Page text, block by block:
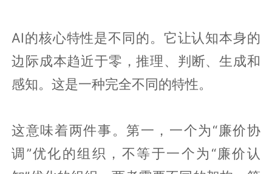
AI的核心特性是不同的。它让认知本身的
边际成本趋近于零，推理、判断、生成和
感知。这是一种完全不同的特性。
这意味着两件事。第一，一个为“廉价协
调”优化的组织，不等于一个为“廉价认